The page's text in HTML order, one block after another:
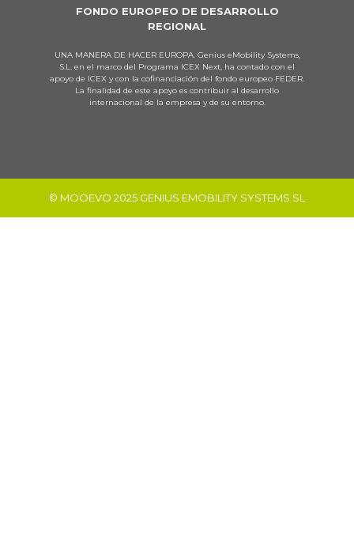
FONDO EUROPEO DE DESARROLLO
REGIONAL
UNA MANERA DE HACER EUROPA. Genius eMobility Systems,
S.L. en el marco del Programa ICEX Next, ha contado con el
apoyo de ICEX y con la cofinanciación del fondo europeo FEDER.
La finalidad de este apoyo es contribuir al desarrollo
internacional de la empresa y de su entorno.
© MOOEVO 2025 GENIUS EMOBILITY SYSTEMS SL